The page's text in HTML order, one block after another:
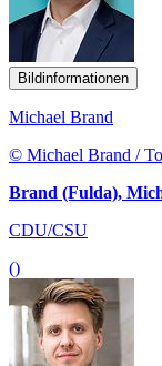
Bildinformationen
Michael Brand
© Michael Brand /
Brand (Fulda),
CDU/CSU
()